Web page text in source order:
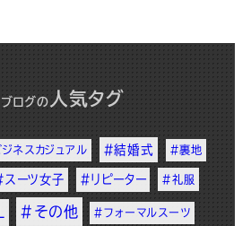
ログ の 人気タグ
ネスカジュアル #結婚式 #裏地
ーツ女子 #リピーター #礼服
#その他 #フォーマルスーツ